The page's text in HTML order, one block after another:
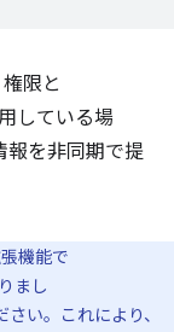
権限と
している場
報を非同期で提
機能で
まし
い。これにより、